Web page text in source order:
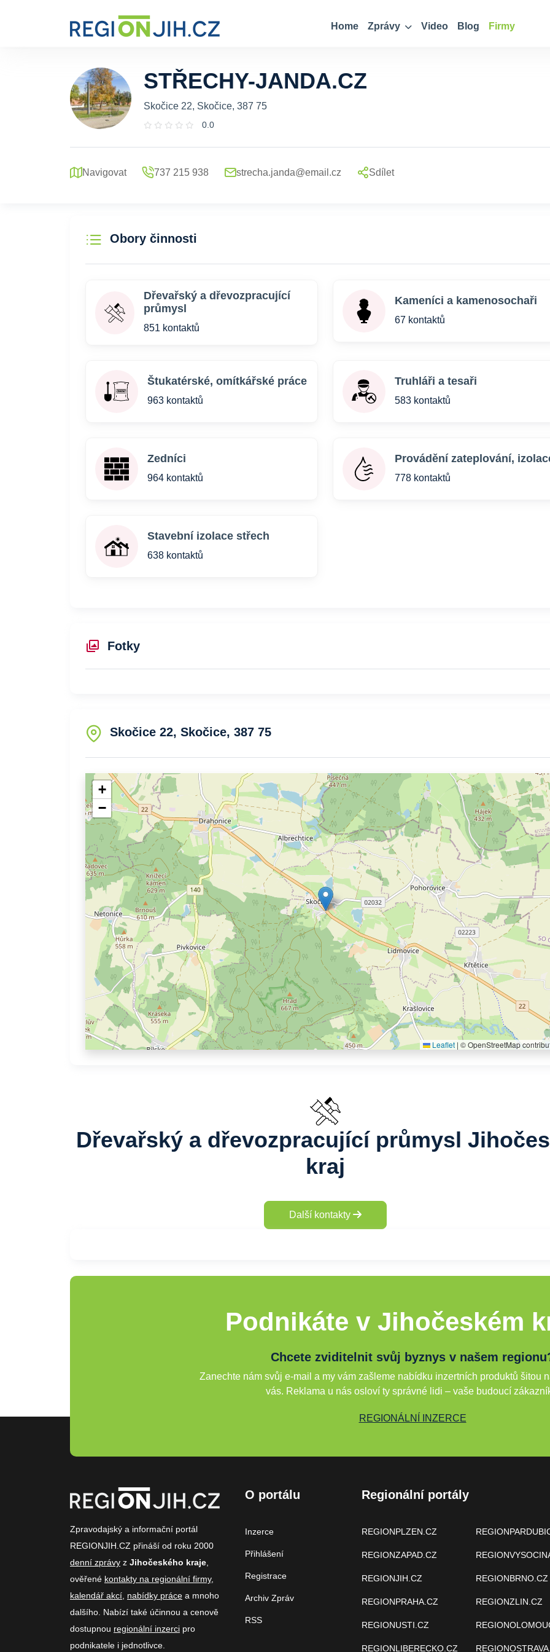
Home Zprávy Video Blog Firmy
STŘECHY-JANDA.CZ
Skočice 22, Skočice, 387 75
0.0
Navigovat 737 215 938 strecha.janda@email.cz Sdílet
Obory činnosti
Dřevařský a dřevozpracující
průmysl
851 kontaktů
Kameníci a kamenosochaři
67 kontaktů
Štukatérské, omítkářské práce
963 kontaktů
Truhláři a tesaři
583 kontaktů
Zedníci
964 kontaktů
Provádění zateplování,
778 kontaktů
Stavební izolace střech
638 kontaktů
Fotky
Skočice 22, Skočice, 387 75
+
−
Leaflet | © OpenStreetMap
Dřevařský a dřevozpracující průmysl
kraj
Další kontakty
Podnikáte v Jihočeském
Chcete zviditelnit svůj byznys v našem
Zanechte nám svůj e-mail a my vám zašleme nabídku inzertních produktů šitou
vás. Reklama u nás osloví ty správné lidi – vaše budoucí
REGIONÁLNÍ INZERCE
Zpravodajský a informační portál
REGIONJIH.CZ přináší od roku 2000
denní zprávy z Jihočeského kraje
ověřené kontakty na regionální firmy,
kalendář akcí nabídky práce a mnoho
dalšího. Nabízí také účinnou a cenově
dostupnou regionální inzerci pro
podnikatele i jednotlivce.
O portálu
Inzerce
Přihlášení
Registrace
Archiv Zpráv
RSS
Regionální portály
REGIONPLZEN.CZ
REGIONZAPAD.CZ
REGIONJIH.CZ
REGIONPRAHA.CZ
REGIONUSTI.CZ
REGIONLIBERECKO.CZ
REGIONBRNO.CZ
REGIONZLIN.CZ